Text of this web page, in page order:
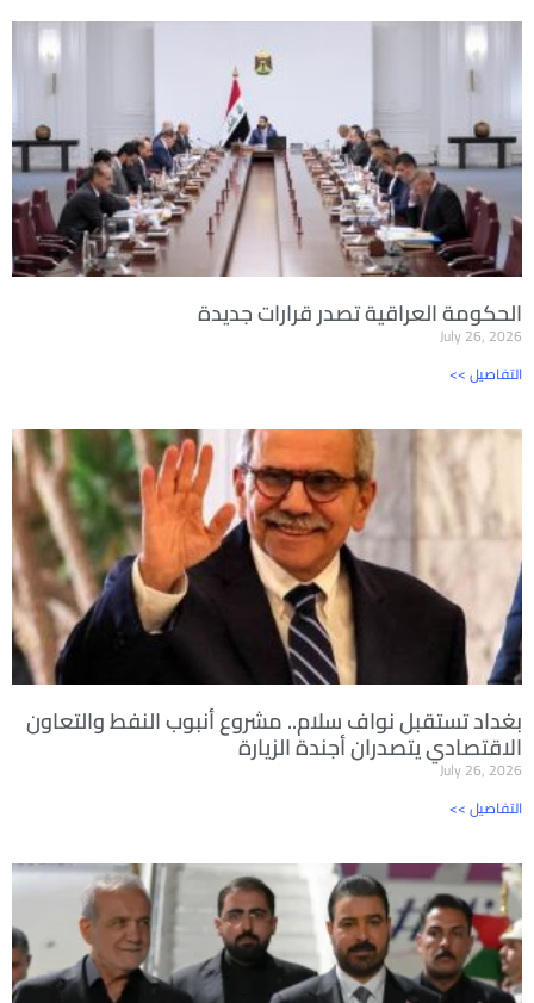
الحكومة العراقية تصدر قرارات جديدة
July 26, 2026
<< التفاصيل
بغداد تستقبل نواف سلام.. مشروع أنبوب النفط والتعاون
الاقتصادي يتصدران أجندة الزيارة
July 26, 2026
<< التفاصيل